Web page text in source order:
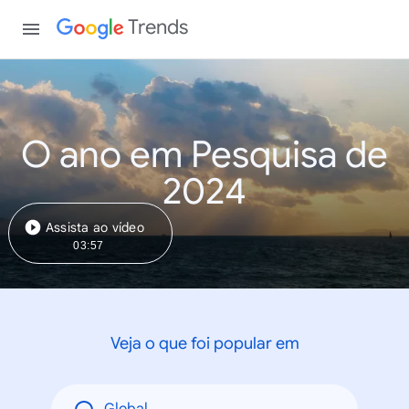
Trends
O ano em Pesquisa de
2024
Assista ao vídeo
03:57
Veja o que foi popular em